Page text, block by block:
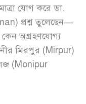
যোগ করে ডা.
প্রশ্ন তুলেছেন—
অগ্রহণযোগ্য
মিরপুর (Mirpur)
(Monipur